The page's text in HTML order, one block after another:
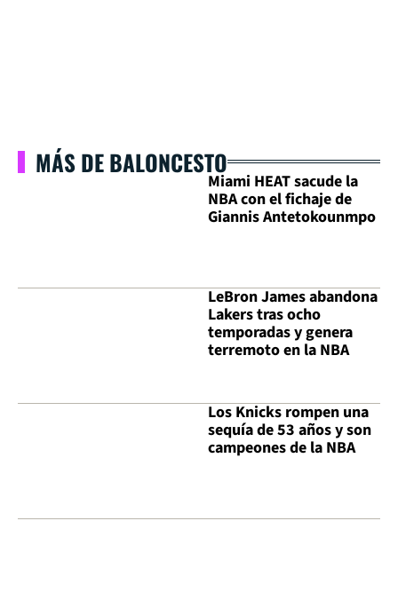
MÁS DE BALONCESTO
Miami HEAT sacude la
NBA con el fichaje de
Giannis Antetokounmpo
LeBron James abandona
Lakers tras ocho
temporadas y genera
terremoto en la NBA
Los Knicks rompen una
sequía de 53 años y son
campeones de la NBA